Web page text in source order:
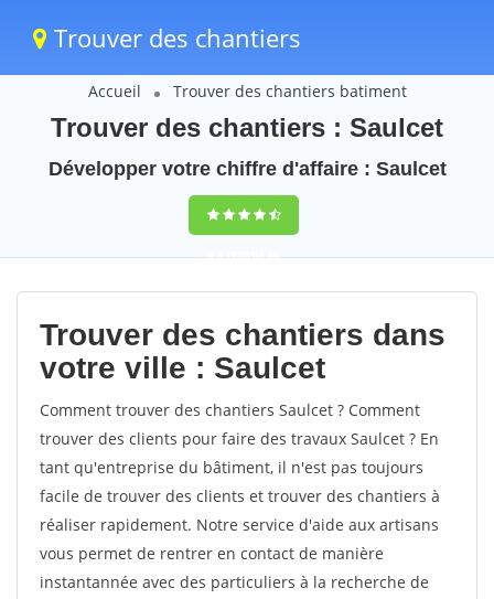
Trouver des chantiers
Accueil Trouver des chantiers batiment
Trouver des chantiers : Saulcet
Développer votre chiffre d'affaire : Saulcet
9,5(100%)40
votes
Trouver des chantiers dans
votre ville : Saulcet
Comment trouver des chantiers Saulcet ? Comment
trouver des clients pour faire des travaux Saulcet ? En
tant qu'entreprise du bâtiment, il n'est pas toujours
facile de trouver des clients et trouver des chantiers à
réaliser rapidement. Notre service d'aide aux artisans
vous permet de rentrer en contact de manière
instantannée avec des particuliers à la recherche de